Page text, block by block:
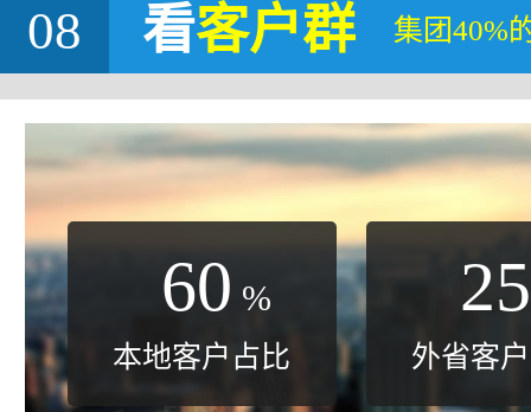
08 看客户群 集团40%
60 %
本地客户占比
25
外省客